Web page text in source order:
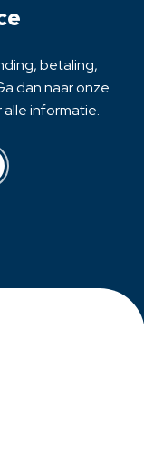
betaling,
dan naar onze
informatie.